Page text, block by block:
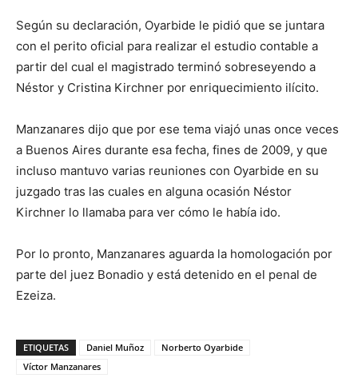
Según su declaración, Oyarbide le pidió que se juntara
con el perito oficial para realizar el estudio contable a
partir del cual el magistrado terminó sobreseyendo a
Néstor y Cristina Kirchner por enriquecimiento ilícito.
Manzanares dijo que por ese tema viajó unas once veces
a Buenos Aires durante esa fecha, fines de 2009, y que
incluso mantuvo varias reuniones con Oyarbide en su
juzgado tras las cuales en alguna ocasión Néstor
Kirchner lo llamaba para ver cómo le había ido.
Por lo pronto, Manzanares aguarda la homologación por
parte del juez Bonadio y está detenido en el penal de
Ezeiza.
ETIQUETAS Daniel Muñoz
Norberto Oyarbide
Víctor Manzanares